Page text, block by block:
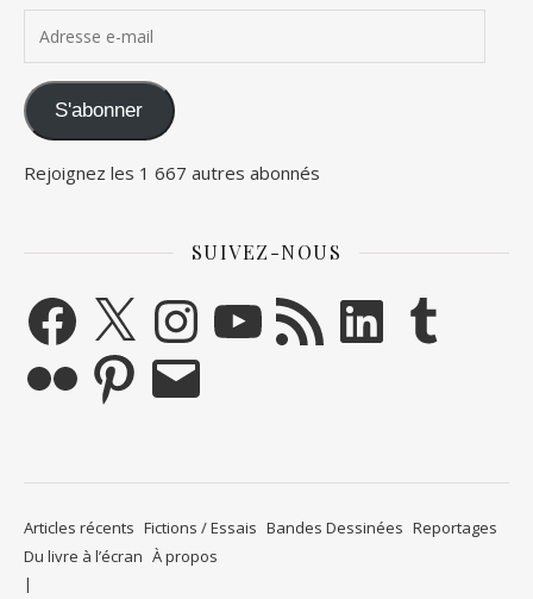
S'abonner
Rejoignez les 1 667 autres abonnés
SUIVEZ-NOUS
Facebook
X InstagramYouTubeFlux RSSLinkedIn Tumblr
PinterestE-mail
Articles récents Fictions / Essais Bandes Dessinées Reportages
Du livre à l’écran À propos